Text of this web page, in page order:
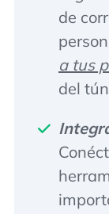
de
a tus
del